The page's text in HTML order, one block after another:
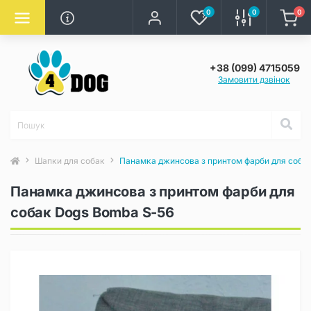
0 0 0
+38 (099) 4715059
Замовити дзвінок
Шапки для собак Панамка джинсова з принтом фарби для
Панамка джинсова з принтом фарби для
собак Dogs Bomba S-56